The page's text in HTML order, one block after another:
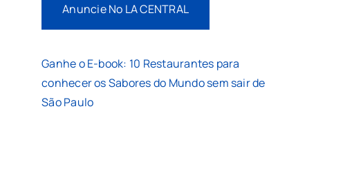
Anuncie No LA CENTRAL
Ganhe o E-book: 10 Restaurantes para
conhecer os Sabores do Mundo sem sair de
São Paulo